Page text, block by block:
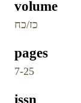
volume
כז/כח
pages
7-25
issn